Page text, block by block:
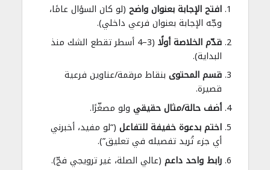
افتح الإجابة بعنوان واضح (لو كان السؤال عامًا،
وجّه الإجابة بعنوان فرعي داخلي).
قدّم الخلاصة أولًا
(3–4 أسطر تقطع الشك منذ
البداية).
قسم المحتوى بنقاط مرقمة/عناوين فرعية
قصيرة.
أضف حالة/مثال حقيقي ولو مصغّرًا.
اختم بدعوة خفيفة للتفاعل (“لو مفيد، أخبرني
أي جزء تُريد تفصيله في تعليق”).
رابط واحد داعم (عالي الصلة، غير ترويجي فجّ).